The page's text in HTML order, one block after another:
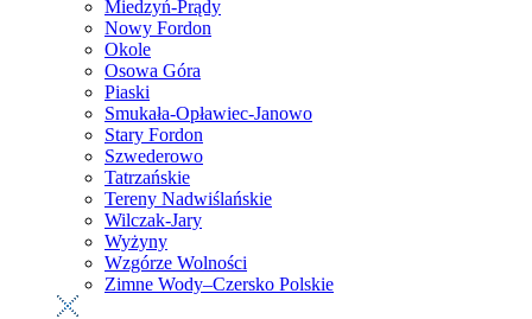
Miedzyń-Prądy
Nowy Fordon
Okole
Osowa Góra
Piaski
Smukała-Opławiec-Janowo
Stary Fordon
Szwederowo
Tatrzańskie
Tereny Nadwiślańskie
Wilczak-Jary
Wyżyny
Wzgórze Wolności
Zimne Wody–Czersko Polskie